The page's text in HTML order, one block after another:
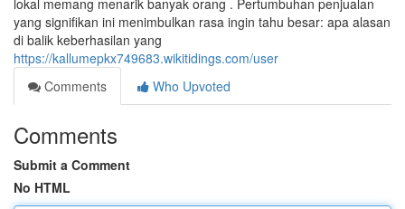
lokal memang menarik banyak orang . Pertumbuhan penjualan
yang signifikan ini menimbulkan rasa ingin tahu besar: apa alasan
di balik keberhasilan yang
https://kallumepkx749683.wikitidings.com/user
Comments
Who Upvoted
Comments
Submit a Comment
No HTML